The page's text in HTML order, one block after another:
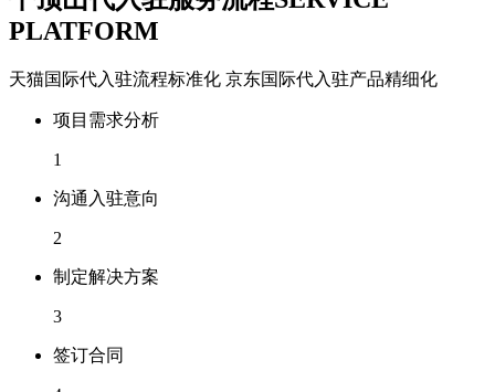
PLATFORM
天猫国际代入驻流程标准化 京东国际代入驻产品精细化
项目需求分析
1
沟通入驻意向
2
制定解决方案
3
签订合同